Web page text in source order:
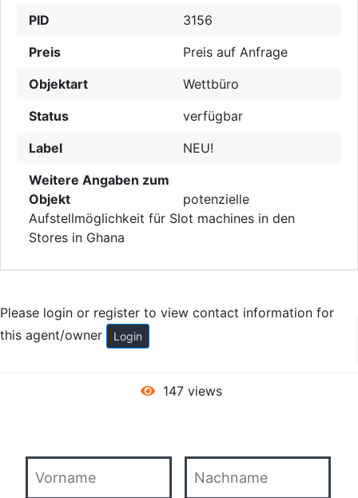
PID
3156
Preis
Preis auf Anfrage
Objektart
Wettbüro
Status
verfügbar
Label
NEU!
Weitere Angaben zum
Objekt
potenzielle
Aufstellmöglichkeit für Slot machines in den
Stores in Ghana
Please login or register to view contact information for
this agent/owner
Login
147 views